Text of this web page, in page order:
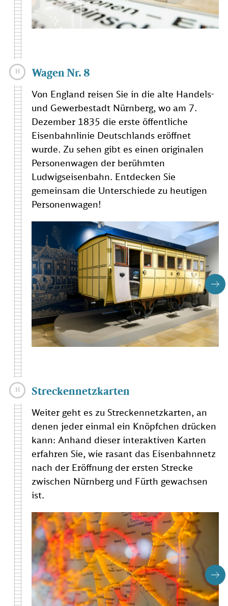
Wagen Nr. 8
Von England reisen Sie in die alte Handels-
und Gewerbestadt Nürnberg, wo am 7.
Dezember 1835 die erste öffentliche
Eisenbahnlinie Deutschlands eröffnet
wurde. Zu sehen gibt es einen originalen
Personenwagen der berühmten
Ludwigseisenbahn. Entdecken Sie
gemeinsam die Unterschiede zu heutigen
Personenwagen!
Streckennetzkarten
Weiter geht es zu Streckennetzkarten, an
denen jeder einmal ein Knöpfchen drücken
kann: Anhand dieser interaktiven Karten
erfahren Sie, wie rasant das Eisenbahnnetz
nach der Eröffnung der ersten Strecke
zwischen Nürnberg und Fürth gewachsen
ist.